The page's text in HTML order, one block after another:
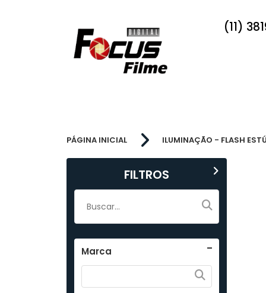
(11)
PÁGINA INICIAL ILUMINAÇÃO - FLASH
FILTROS
Marca